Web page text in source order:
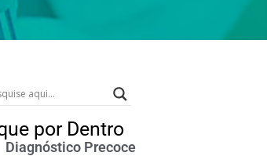
por Dentro
Diagnóstico Precoce